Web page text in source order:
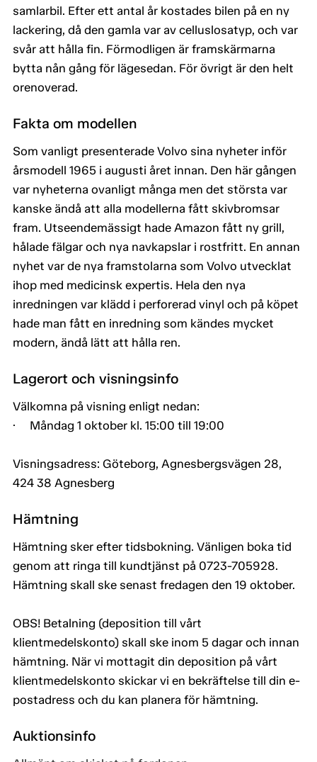
samlarbil. Efter ett antal år kostades bilen på en ny
lackering, då den gamla var av celluslosatyp, och var
svår att hålla fin. Förmodligen är framskärmarna
bytta nån gång för lägesedan. För övrigt är den helt
orenoverad.
Fakta om modellen
Som vanligt presenterade Volvo sina nyheter inför
årsmodell 1965 i augusti året innan. Den här gången
var nyheterna ovanligt många men det största var
kanske ändå att alla modellerna fått skivbromsar
fram. Utseendemässigt hade Amazon fått ny grill,
hålade fälgar och nya navkapslar i rostfritt. En annan
nyhet var de nya framstolarna som Volvo utvecklat
ihop med medicinsk expertis. Hela den nya
inredningen var klädd i perforerad vinyl och på köpet
hade man fått en inredning som kändes mycket
modern, ändå lätt att hålla ren.
Lagerort och visningsinfo
Välkomna på visning enligt nedan:
· Måndag 1 oktober kl. 15:00 till 19:00
Visningsadress: Göteborg, Agnesbergsvägen 28,
424 38 Agnesberg
Hämtning
Hämtning sker efter tidsbokning. Vänligen boka tid
genom att ringa till kundtjänst på 0723-705928.
Hämtning skall ske senast fredagen den 19 oktober.
OBS! Betalning (deposition till vårt
klientmedelskonto) skall ske inom 5 dagar och innan
hämtning. När vi mottagit din deposition på vårt
klientmedelskonto skickar vi en bekräftelse till din e-
postadress och du kan planera för hämtning.
Auktionsinfo